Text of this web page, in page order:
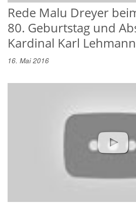
Rede Malu Dreyer
80. Geburtstag und
Kardinal Karl Lehmann
16. Mai 2016